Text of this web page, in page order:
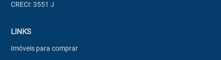
CRECI: 3551 J
LINKS
Imóveis para comprar